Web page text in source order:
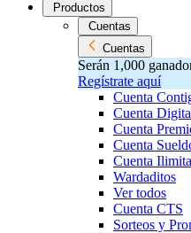
Productos
Cuentas
Cuentas
Serán 1,000
Regístrate aquí
Cuenta
Cuenta
Cuenta
Cuenta
Cuenta
Wardaditos
Ver todos
Cuenta CTS
Sorteos y